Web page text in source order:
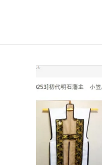
製
作
武
楽
衆